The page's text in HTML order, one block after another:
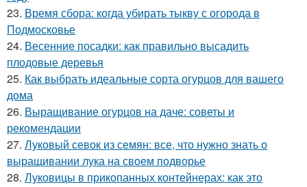
23. Время сбора: когда убирать тыкву с огорода в
Подмосковье
24. Весенние посадки: как правильно высадить
плодовые деревья
25. Как выбрать идеальные сорта огурцов для вашего
дома
26. Выращивание огурцов на даче: советы и
рекомендации
27. Луковый севок из семян: все, что нужно знать о
выращивании лука на своем подворье
28. Луковицы в прикопанных контейнерах: как это